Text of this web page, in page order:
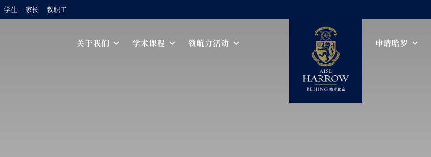
学生 家长 教职工
关于我们 学术课程 领航力活动 申请哈罗